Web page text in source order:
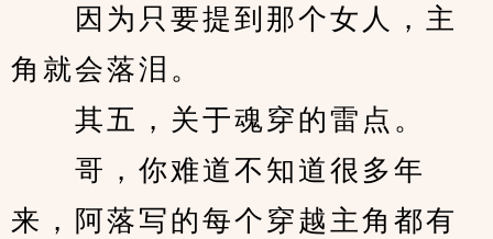
因为只要提到那个女人，主
角就会落泪。
其五，关于魂穿的雷点。
哥，你难道不知道很多年
来，阿落写的每个穿越主角都有